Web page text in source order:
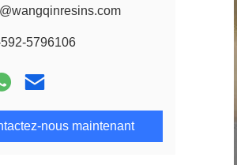
5796106
nous maintenant